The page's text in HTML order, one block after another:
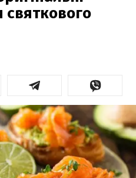
святкового